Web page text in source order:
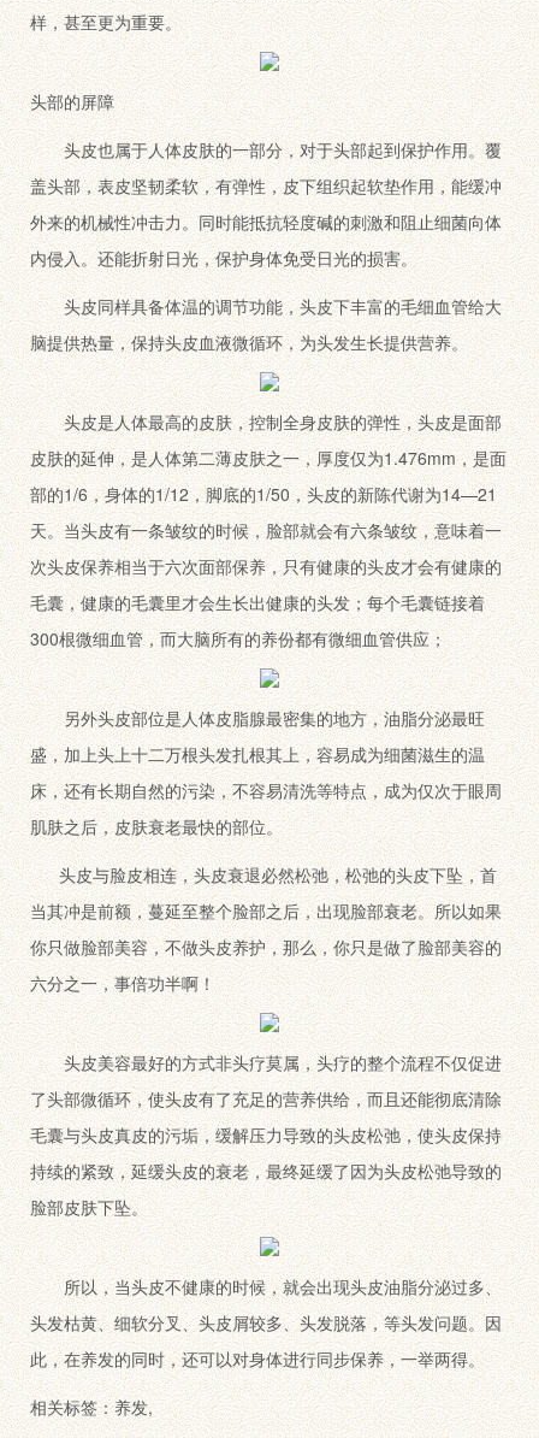
样，甚至更为重要。
头部的屏障
头皮也属于人体皮肤的一部分，对于头部起到保护作用。覆
盖头部，表皮坚韧柔软，有弹性，皮下组织起软垫作用，能缓冲
外来的机械性冲击力。同时能抵抗轻度碱的刺激和阻止细菌向体
内侵入。还能折射日光，保护身体免受日光的损害。
头皮同样具备体温的调节功能，头皮下丰富的毛细血管给大
脑提供热量，保持头皮血液微循环，为头发生长提供营养。
头皮是人体最高的皮肤，控制全身皮肤的弹性，头皮是面部
皮肤的延伸，是人体第二薄皮肤之一，厚度仅为1.476mm，是面
部的1/6，身体的1/12，脚底的1/50，头皮的新陈代谢为14—21
天。当头皮有一条皱纹的时候，脸部就会有六条皱纹，意味着一
次头皮保养相当于六次面部保养，只有健康的头皮才会有健康的
毛囊，健康的毛囊里才会生长出健康的头发；每个毛囊链接着
300根微细血管，而大脑所有的养份都有微细血管供应；
另外头皮部位是人体皮脂腺最密集的地方，油脂分泌最旺
盛，加上头上十二万根头发扎根其上，容易成为细菌滋生的温
床，还有长期自然的污染，不容易清洗等特点，成为仅次于眼周
肌肤之后，皮肤衰老最快的部位。
头皮与脸皮相连，头皮衰退必然松弛，松弛的头皮下坠，首
当其冲是前额，蔓延至整个脸部之后，出现脸部衰老。所以如果
你只做脸部美容，不做头皮养护，那么，你只是做了脸部美容的
六分之一，事倍功半啊！
头皮美容最好的方式非头疗莫属，头疗的整个流程不仅促进
了头部微循环，使头皮有了充足的营养供给，而且还能彻底清除
毛囊与头皮真皮的污垢，缓解压力导致的头皮松弛，使头皮保持
持续的紧致，延缓头皮的衰老，最终延缓了因为头皮松弛导致的
脸部皮肤下坠。
所以，当头皮不健康的时候，就会出现头皮油脂分泌过多、
头发枯黄、细软分叉、头皮屑较多、头发脱落，等头发问题。因
此，在养发的同时，还可以对身体进行同步保养，一举两得。
相关标签：养发,